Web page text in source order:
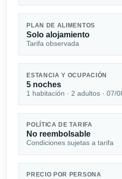
PLAN DE ALIMENTOS
Solo alojamiento
Tarifa observada
ESTANCIA Y OCUPACIÓN
5 noches
1 habitación · 2 adultos · 07/
POLÍTICA DE TARIFA
No reembolsable
Condiciones sujetas a tarifa
PRECIO POR PERSONA